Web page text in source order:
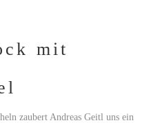
mit
zaubert Andreas Geitl uns ein